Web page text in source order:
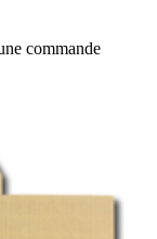
commande